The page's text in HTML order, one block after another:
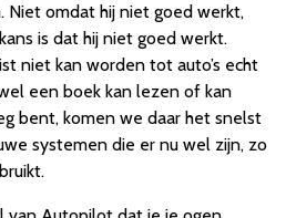
omdat hij niet goed werkt,
is dat hij niet goed werkt.
niet kan worden tot auto’s echt
een boek kan lezen of kan
bent, komen we daar het snelst
systemen die er nu wel zijn, zo